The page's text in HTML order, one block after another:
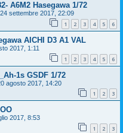
A6M2 Hasegawa 1/72
24 settembre 2017, 22:09
1 2 3 4 5 6
AICHI D3 A1 VAL
2017, 1:11
1 2 3 4 5 6
1s GSDF 1/72
agosto 2017, 14:20
1 2 3
2017, 8:53
1 2 3